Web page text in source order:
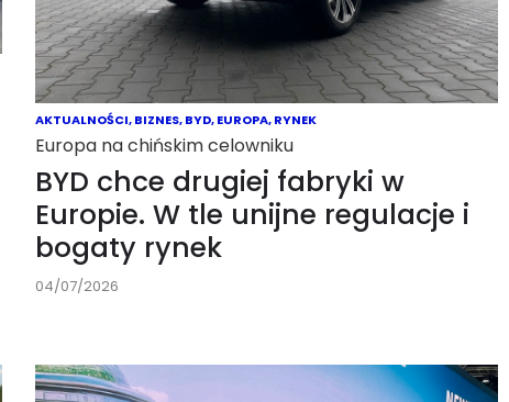
AKTUALNOŚCI,BIZNES,BYD,EUROPA,RYNEK
Europa na chińskim celowniku
BYD chce drugiej fabryki w
Europie. W tle unijne regulacje i
bogaty rynek
04/07/2026